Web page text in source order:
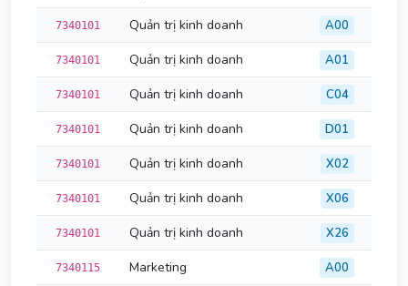
7340101 Quản trị kinh doanh A00
7340101 Quản trị kinh doanh A01
7340101 Quản trị kinh doanh C04
7340101 Quản trị kinh doanh D01
7340101 Quản trị kinh doanh X02
7340101 Quản trị kinh doanh X06
7340101 Quản trị kinh doanh X26
7340115 Marketing A00